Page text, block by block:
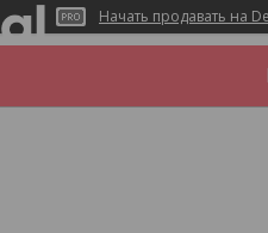
Начать продавать на